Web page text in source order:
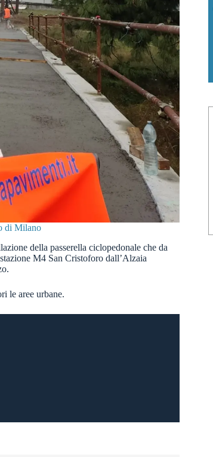
di Milano
della passerella ciclopedonale che da
M4 San Cristoforo dall’Alzaia
le aree urbane.